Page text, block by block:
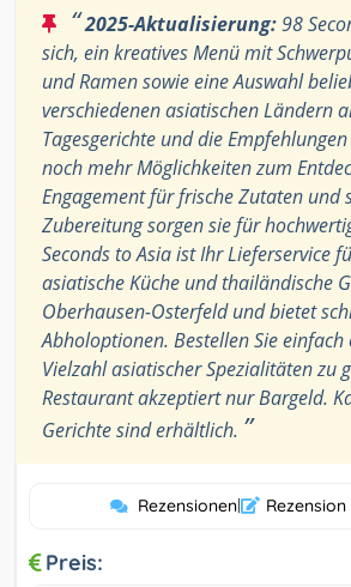
“2025-Aktualisierung:98
sich, ein kreatives Menü mit
und Ramen sowie eine Auswahl
verschiedenen asiatischen Ländern
Tagesgerichte und die
noch mehr Möglichkeiten zum
Engagement für frische Zutaten und
Zubereitung sorgen sie für
Seconds to Asia ist Ihr Lieferservice
asiatische Küche und thailändische
Oberhausen-Osterfeld und bietet
Abholoptionen. Bestellen Sie
Vielzahl asiatischer Spezialitäten zu
Restaurant akzeptiert nur Bargeld.
Gerichte sind erhältlich. ”
Rezensionen|
Preis: